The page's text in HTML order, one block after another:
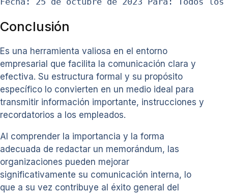
Conclusión
Es una herramienta valiosa en el entorno
empresarial que facilita la comunicación clara y
efectiva. Su estructura formal y su propósito
específico lo convierten en un medio ideal para
transmitir información importante, instrucciones y
recordatorios a los empleados.
Al comprender la importancia y la forma
adecuada de redactar un memorándum, las
organizaciones pueden mejorar
significativamente su comunicación interna, lo
que a su vez contribuye al éxito general del